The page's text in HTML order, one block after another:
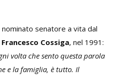
senatore a vita dal
Francesco Cossiga, nel 1991:
volta che sento questa parola
e la famiglia, è tutto. Il